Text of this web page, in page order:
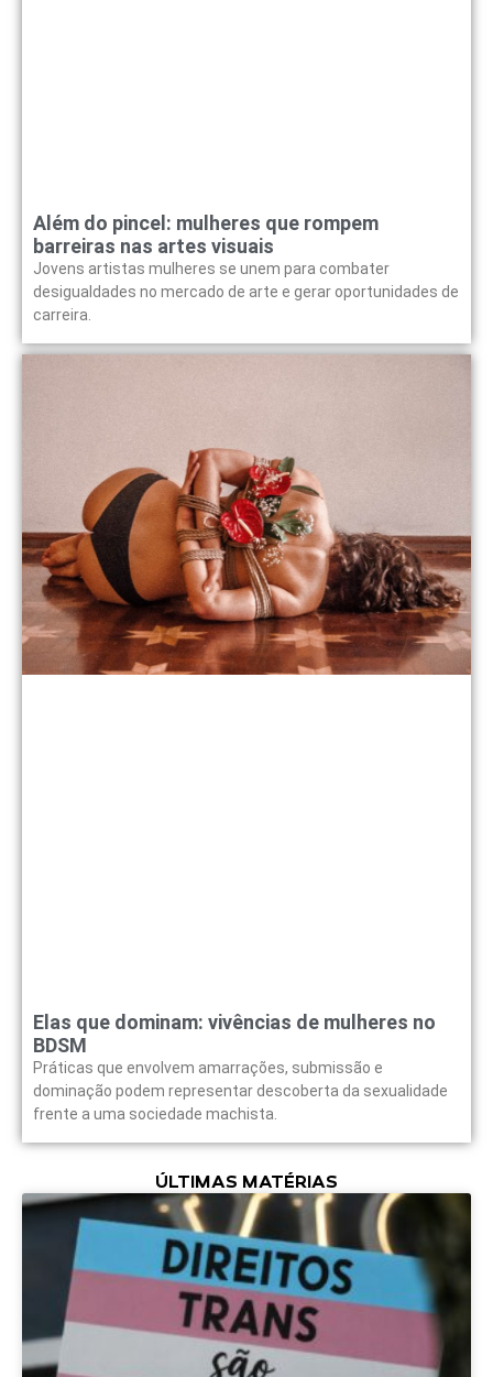
Além do pincel: mulheres que rompem
barreiras nas artes visuais
Jovens artistas mulheres se unem para combater
desigualdades no mercado de arte e gerar oportunidades de
carreira.
Elas que dominam: vivências de mulheres no
BDSM
Práticas que envolvem amarrações, submissão e
dominação podem representar descoberta da sexualidade
frente a uma sociedade machista.
ÚLTIMAS MATÉRIAS